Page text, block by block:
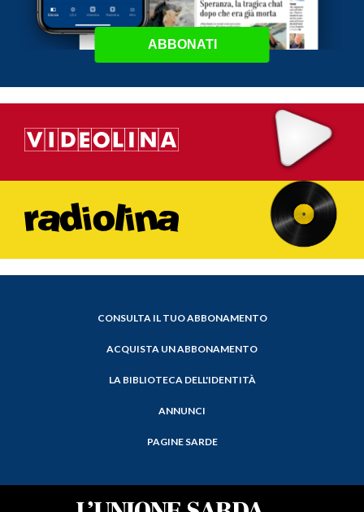
ABBONATI
CONSULTA IL TUO ABBONAMENTO
ACQUISTA UN ABBONAMENTO
LA BIBLIOTECA DELL'IDENTITÀ
ANNUNCI
PAGINE SARDE